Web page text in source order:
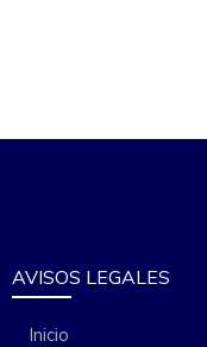
AVISOS LEGALES
Inicio